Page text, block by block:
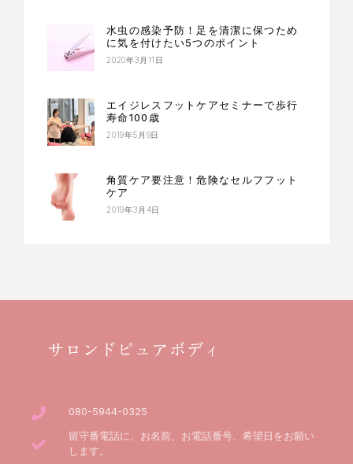
水虫の感染予防！足を清潔に保つため
に気を付けたい5つのポイント
2020年3月11日
エイジレスフットケアセミナーで歩行
寿命100歳
2019年5月9日
角質ケア要注意！危険なセルフフット
ケア
2019年3月4日
サロンドピュアボディ
080-5944-0325
留守番電話に、お名前、お電話番号、希望日をお願い
します。